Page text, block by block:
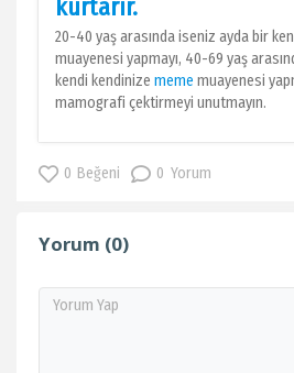
kurtarır.
20-40 yaş arasında iseniz ayda bir
muayenesi yapmayı, 40-69 yaş
kendi kendinize meme muayenesi
mamografi çektirmeyi unutmayın.
0 Beğeni 0 Yorum
Yorum (0)